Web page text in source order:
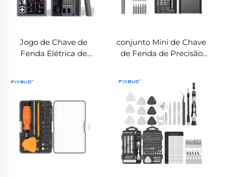
Jogo de Chave de
Fenda Elétrica de
Reparação Recarregável
conjunto Mini de Chave
de Fenda de Precisão